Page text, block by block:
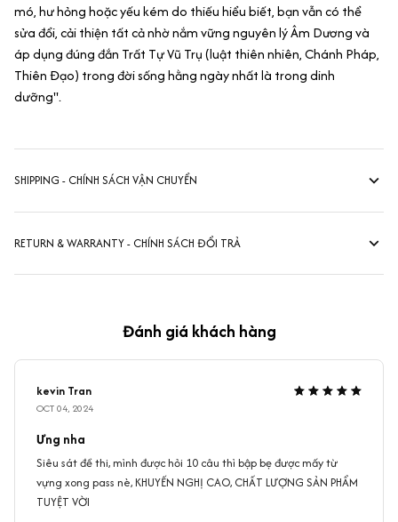
mó, hư hỏng hoặc yếu kém do thiếu hiểu biết, bạn vẫn có thể
sửa đổi, cải thiện tất cả nhờ nắm vững nguyên lý Âm Dương và
áp dụng đúng đắn Trất Tự Vũ Trụ (luật thiên nhiên, Chánh Pháp,
Thiên Đạo) trong đời sống hằng ngày nhất là trong dinh
dưỡng".
SHIPPING - CHÍNH SÁCH VẬN CHUYỂN
RETURN & WARRANTY - CHÍNH SÁCH ĐỔI TRẢ
Đánh giá khách hàng
kevin Tran
OCT 04, 2024
Ưng nha
Siêu sát đề thi, mình được hỏi 10 câu thì bập bẹ được mấy từ
vựng xong pass nè, KHUYẾN NGHỊ CAO, CHẤT LƯỢNG SẢN PHẨM
TUYỆT VỜI